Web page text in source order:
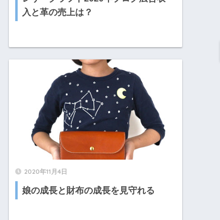
入と革の売上は？
2020年11月4日
娘の成長と財布の成長を見守れる